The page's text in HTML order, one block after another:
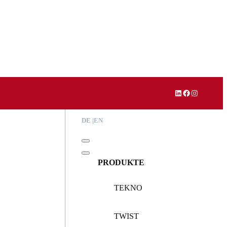
LinkedIn
Facebook
Instagram
DE EN
PRODUKTE
TEKNO
TWIST